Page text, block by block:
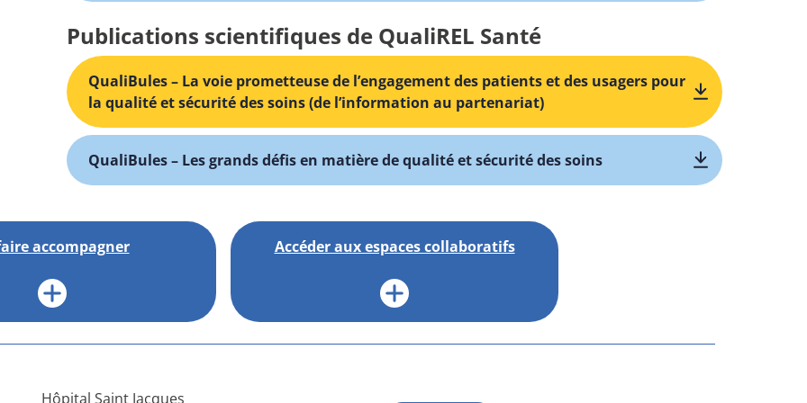
Publications scientifiques de QualiREL Santé
QualiBules – La voie prometteuse de l’engagement des patients et des usagers pour
la qualité et sécurité des soins (de l’information au partenariat)
QualiBules – Les grands défis en matière de qualité et sécurité des soins
accompagner Accéder aux espaces collaboratifs
Hôpital Saint Jacques